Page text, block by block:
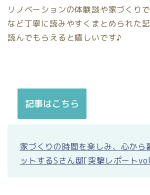
リノベーションの体験談や家づくり
など丁寧に読みやすくまとめられた
読んでもらえると嬉しいです♪
記事はこちら
家づくりの時間を楽しみ、心から
ットするSさん邸[突撃レポート